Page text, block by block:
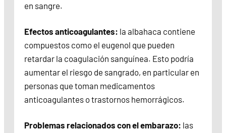
en sangre.
Efectos anticoagulantes: la albahaca contiene
compuestos como el eugenol que pueden
retardar la coagulación sanguínea. Esto podría
aumentar el riesgo de sangrado, en particular en
personas que toman medicamentos
anticoagulantes o trastornos hemorrágicos.
Problemas relacionados con el embarazo: las